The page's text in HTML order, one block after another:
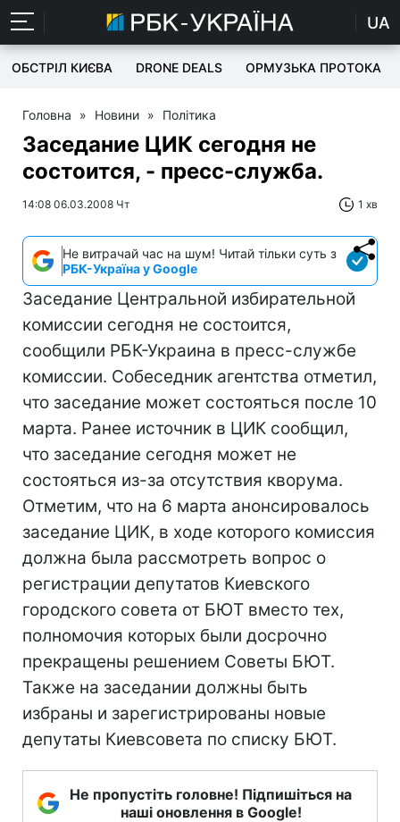
UA
ОБСТРІЛ КИЄВА DRONE DEALS ОРМУЗЬКА ПРОТОКА
Головна » Новини » Політика
Заседание ЦИК сегодня не
состоится, - пресс-служба.
14:08 06.03.2008 Чт 1 хв
Не витрачай час на шум! Читай тільки суть з
РБК-Україна у Google
Заседание Центральной избирательной
комиссии сегодня не состоится,
сообщили РБК-Украина в пресс-службе
комиссии. Собеседник агентства отметил,
что заседание может состояться после 10
марта. Ранее источник в ЦИК сообщил,
что заседание сегодня может не
состояться из-за отсутствия кворума.
Отметим, что на 6 марта анонсировалось
заседание ЦИК, в ходе которого комиссия
должна была рассмотреть вопрос о
регистрации депутатов Киевского
городского совета от БЮТ вместо тех,
полномочия которых были досрочно
прекращены решением Советы БЮТ.
Также на заседании должны быть
избраны и зарегистрированы новые
депутаты Киевсовета по списку БЮТ.
Не пропустіть головне! Підпишіться на
наші оновлення в Google!